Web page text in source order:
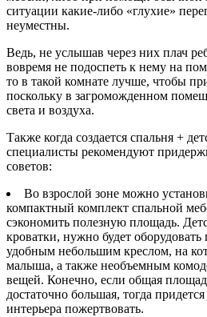
ситуации какие-либо «глухие»
неуместны.
Ведь, не услышав через них плач
вовремя не подоспеть к нему на
то в такой комнате лучше, чтобы
поскольку в загроможденном
света и воздуха.
Также когда создается спальня +
специалисты рекомендуют
советов:
Во взрослой зоне можно
компактный комплект спальной
сэкономить полезную площадь.
кроватки, нужно будет
удобным небольшим креслом, на
малыша, а также необъемным
вещей. Конечно, если общая
достаточно большая, тогда
интерьера пожертвовать.